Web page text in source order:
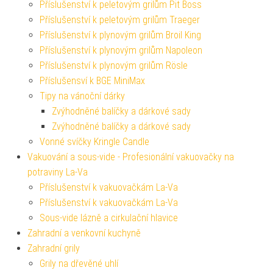
Příslušenství k peletovým grilům Pit Boss
Příslušenství k peletovým grilům Traeger
Příslušenství k plynovým grilům Broil King
Příslušenství k plynovým grilům Napoleon
Příslušenství k plynovým grilům Rösle
Příslušensví k BGE MiniMax
Tipy na vánoční dárky
Zvýhodněné balíčky a dárkové sady
Zvýhodněné balíčky a dárkové sady
Vonné svíčky Kringle Candle
Vakuování a sous-vide - Profesionální vakuovačky na
potraviny La-Va
Příslušenství k vakuovačkám La-Va
Příslušenství k vakuovačkám La-Va
Sous-vide lázně a cirkulační hlavice
Zahradní a venkovní kuchyně
Zahradní grily
Grily na dřevěné uhlí